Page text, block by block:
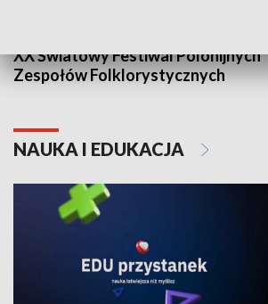
XX Światowy Festiwal Polonijnych
Zespołów Folklorystycznych
NAUKA I EDUKACJA